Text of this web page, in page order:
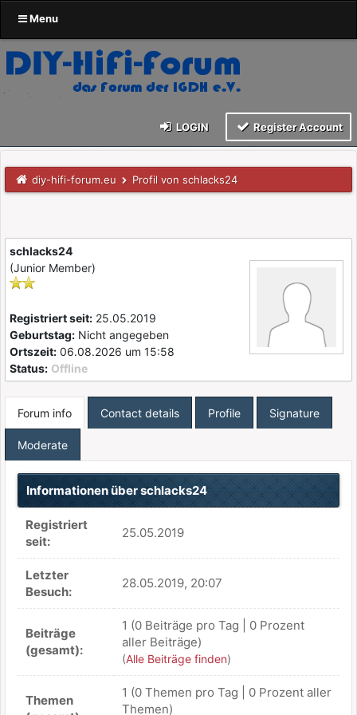
Menu
LOGIN Register Account
diy-hifi-forum.eu Profil von schlacks24
schlacks24
(Junior Member)
Registriert seit: 25.05.2019
Geburtstag: Nicht angegeben
Ortszeit: 06.08.2026 um 15:58
Status: Offline
Forum info Contact details Profile Signature
Moderate
Informationen über schlacks24
Registriert
seit:
25.05.2019
Letzter
Besuch:
28.05.2019, 20:07
Beiträge
(gesamt):
1 (0 Beiträge pro Tag | 0 Prozent
aller Beiträge)
(Alle Beiträge finden)
Themen
1 (0 Themen pro Tag | 0 Prozent aller
Themen)